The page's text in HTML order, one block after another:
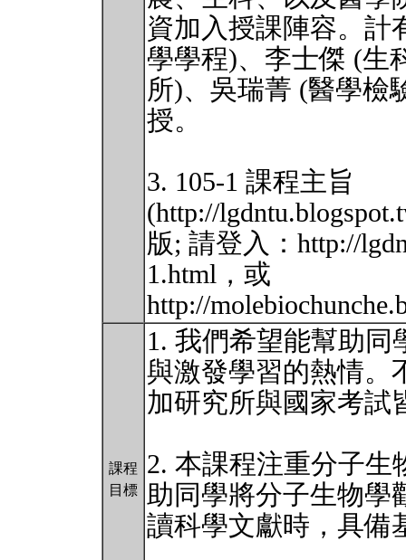
資加入授課陣容。計
學學程)、李士傑 (生
所)、吳瑞菁 (醫學檢
授。
3. 105-1 課程主旨
(http://
版; 請登入：http://
1.html，或
http://
課程
目標
1. 我們希望能幫助
與激發學習的熱情。
加研究所與國家考試
2. 本課程注重分子生
助同學將分子生物學
讀科學文獻時，具備